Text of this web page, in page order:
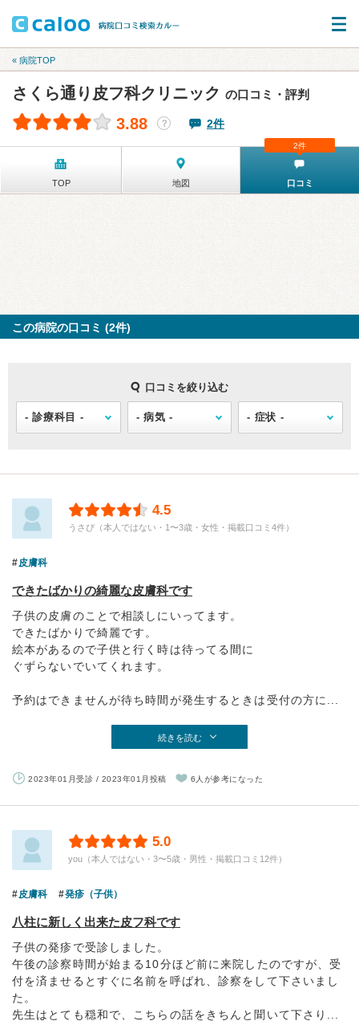
« 病院TOP
さくら通り皮フ科クリニック の口コミ・評判
3.88 ？ 2件
TOP 地図 口コミ
2件
この病院の口コミ (2件)
口コミを絞り込む
4.5
うさぴ（本人ではない・1〜3歳・女性・掲載口コミ4件）
皮膚科
できたばかりの綺麗な皮膚科です
子供の皮膚のことで相談しにいってます。
できたばかりで綺麗です。
絵本があるので子供と行く時は待ってる間に
ぐずらないでいてくれます。
予約はできませんが待ち時間が発生するときは受付の方に...
続きを読む
2023年01月受診 / 2023年01月投稿 6人が参考になった
5.0
you（本人ではない・3〜5歳・男性・掲載口コミ12件）
皮膚科 発疹（子供）
八柱に新しく出来た皮フ科です
子供の発疹で受診しました。
午後の診察時間が始まる10分ほど前に来院したのですが、受
付を済ませるとすぐに名前を呼ばれ、診察をして下さいまし
た。
先生はとても穏和で、こちらの話をきちんと聞いて下さり...